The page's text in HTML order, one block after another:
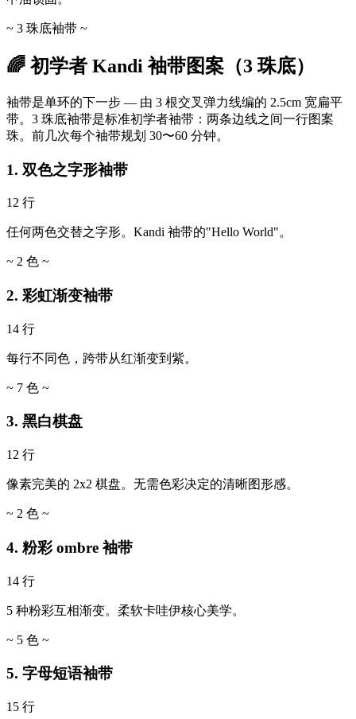
~ 3 珠底袖带 ~
🌈 初学者 Kandi 袖带图案（3 珠底）
袖带是单环的下一步 — 由 3 根交叉弹力线编的 2.5cm 宽扁平
带。3 珠底袖带是标准初学者袖带：两条边线之间一行图案
珠。前几次每个袖带规划 30〜60 分钟。
1. 双色之字形袖带
12 行
任何两色交替之字形。Kandi 袖带的"Hello World"。
~ 2 色 ~
2. 彩虹渐变袖带
14 行
每行不同色，跨带从红渐变到紫。
~ 7 色 ~
3. 黑白棋盘
12 行
像素完美的 2x2 棋盘。无需色彩决定的清晰图形感。
~ 2 色 ~
4. 粉彩 ombre 袖带
14 行
5 种粉彩互相渐变。柔软卡哇伊核心美学。
~ 5 色 ~
5. 字母短语袖带
15 行